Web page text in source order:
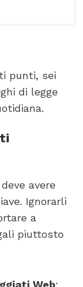
punti, sei
di legge
avere
Ignorarli
a
piuttosto